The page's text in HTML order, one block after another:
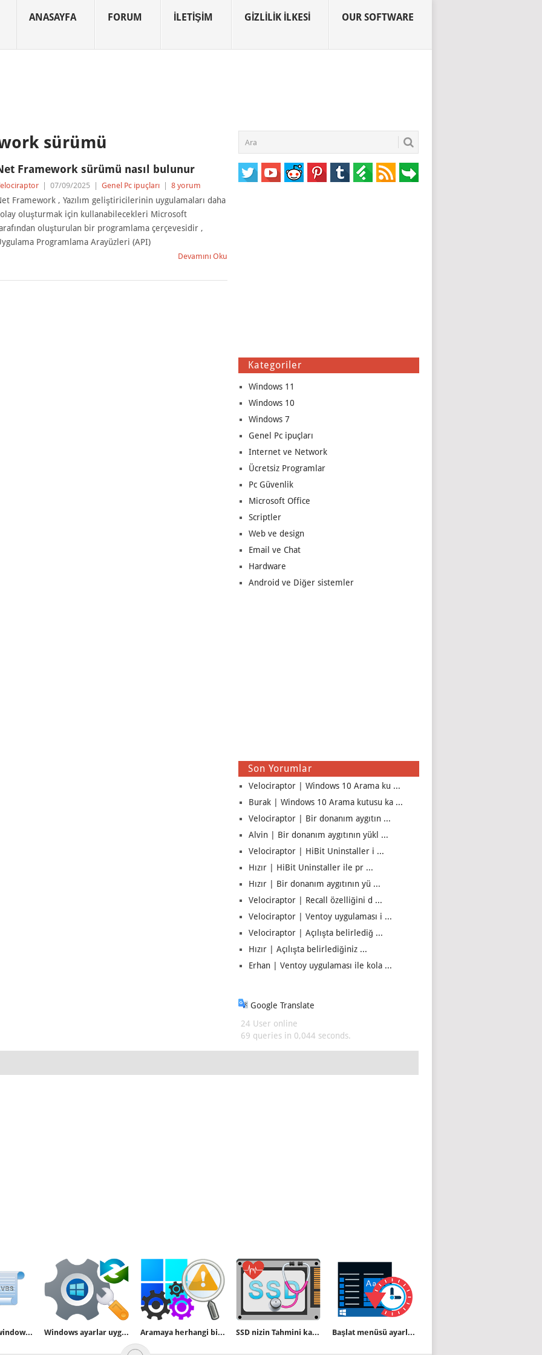
ANASAYFA FORUM İLETIŞIM GIZLILIK İLKESI OUR SOFTWARE
sürümü
Framework sürümü nasıl bulunur
07/09/2025 Genel Pc ipuçları 8 yorum
Framework , Yazılım geliştiricilerinin uygulamaları daha
oluşturmak için kullanabilecekleri Microsoft
oluşturulan bir programlama çerçevesidir ,
Programlama Arayüzleri (API)
Devamını Oku
Kategoriler
Windows 11
Windows 10
Windows 7
Genel Pc ipuçları
Internet ve Network
Ücretsiz Programlar
Pc Güvenlik
Microsoft Office
Scriptler
Web ve design
Email ve Chat
Hardware
Android ve Diğer sistemler
Son Yorumlar
Velociraptor | Windows 10 Arama ku ...
Burak | Windows 10 Arama kutusu ka ...
Velociraptor | Bir donanım aygıtın ...
Alvin | Bir donanım aygıtının yükl ...
Velociraptor | HiBit Uninstaller i ...
Hızır | HiBit Uninstaller ile pr ...
Hızır | Bir donanım aygıtının yü ...
Velociraptor | Recall özelliğini d ...
Velociraptor | Ventoy uygulaması i ...
Velociraptor | Açılışta belirlediğ ...
Hızır | Açılışta belirlediğiniz ...
Erhan | Ventoy uygulaması ile kola ...
Google Translate
24 User online
69 queries in 0,044 seconds.
Bir tıkla bazı windows bileşenlerine ulaşalım Windows ayarlar uygulamasını onarın veya sıfırlayın Aramaya herhangi bir yazı yazılamıyor sorunu SSD nizin Tahmini kalan ömrünü yazılımsız bulun Başlat menüsü ayarlarını varsayılana sıfırlayalım